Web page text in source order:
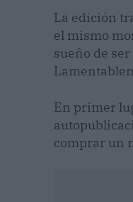
La edición
el mismo
sueño de
En primer
comprar un